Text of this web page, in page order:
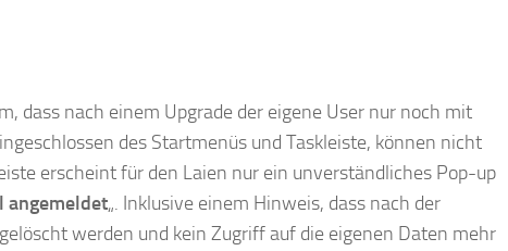
dass nach einem Upgrade der eigene User nur noch mit
des Startmenüs und Taskleiste, können nicht
erscheint für den Laien nur ein unverständliches Pop-up
angemeldet„. Inklusive einem Hinweis, dass nach der
werden und kein Zugriff auf die eigenen Daten mehr